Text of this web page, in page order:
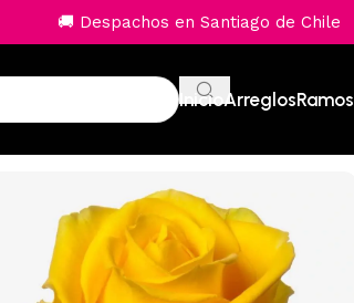
🚚 Despachos en Santiago de Chile
InicioArreglosRamos